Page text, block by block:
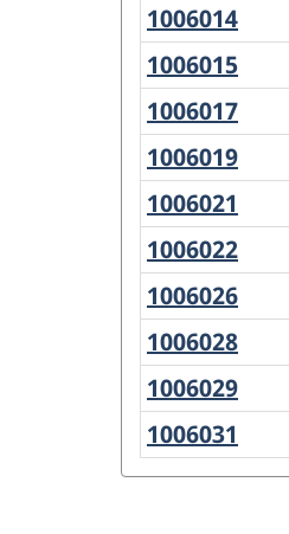
de
la
1006014
No.
6,
1006015
Arm
1006017
1006019
1006021
1006022
1006026
1006028
1006029
No.
6,
1006031